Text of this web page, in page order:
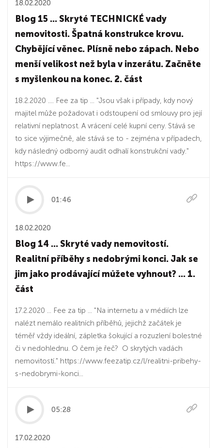
18.02.2020
Blog 15 ... Skryté TECHNICKÉ vady
nemovitosti. Špatná konstrukce krovu.
Chybějící věnec. Plísně nebo zápach. Nebo
menší velikost než byla v inzerátu. Začněte
s myšlenkou na konec. 2. část
18.2.2020 .... Fee za tip ... "Jsou však i případy, kdy nový
majitel může požadovat i odstoupení od smlouvy pro její
relativní neplatnost. A vrácení celé kupní ceny. Stává se
to sice výjimečně, ale stává se to - zejména v případech,
kdy následný odborný audit odhalí konstrukční vady."
https://www.fe...
01:46
18.02.2020
Blog 14 ... Skryté vady nemovitostí.
Realitní příběhy s nedobrými konci. Jak se
jim jako prodávající můžete vyhnout? ... 1.
část
17.2.2020 ... Fee za tip ... "Na internetu a v médiích lze
nalézt nemálo realitních příběhů, jejichž začátek je
téměř vždy ideální, zápletka šokující a rozuzlení bolestné
či v nedohlednu. O čem je řeč? O skrytých vadách
nemovitostí." https://www.feezatip.cz/l/realitni-pribehy-
s-nedobrymi-konci...
05:28
17.02.2020